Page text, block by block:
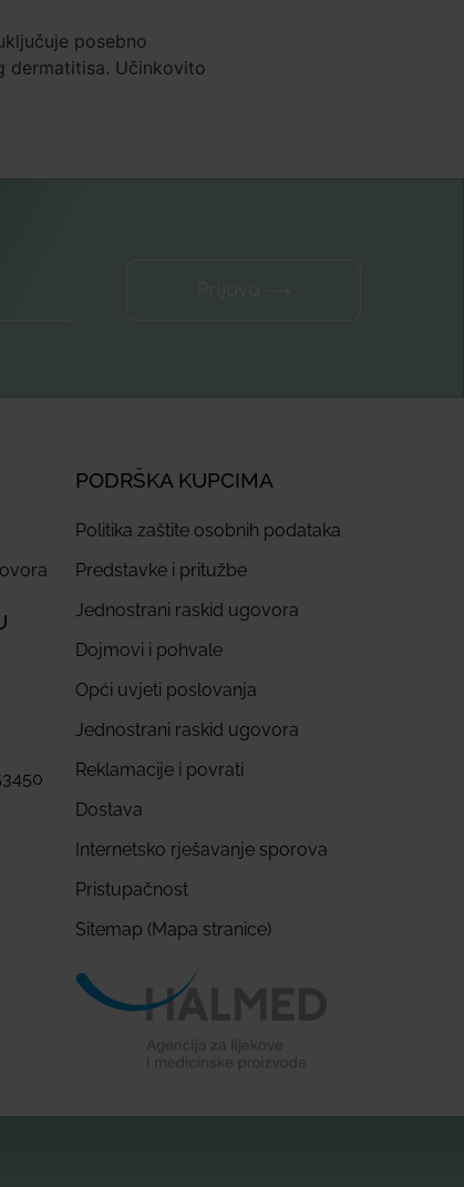
posebno
dermatitisa. Učinkovito
PODRŠKA KUPCIMA
Politika zaštite osobnih podataka
Predstavke i pritužbe
Jednostrani raskid ugovora
Dojmovi i pohvale
Opći uvjeti poslovanja
Jednostrani raskid ugovora
Reklamacije i povrati
Dostava
Internetsko rješavanje sporova
Pristupačnost
Sitemap (Mapa stranice)